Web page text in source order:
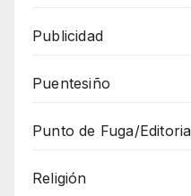
Publicidad
Puentesiño
Punto de Fuga/
Religión